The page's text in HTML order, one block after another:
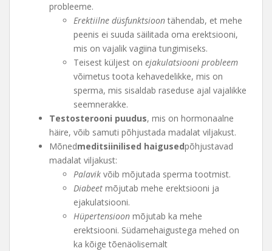
probleeme.
Erektiilne düsfunktsioon tähendab, et mehe
peenis ei suuda säilitada oma erektsiooni,
mis on vajalik vagiina tungimiseks.
Teisest küljest on ejakulatsiooni probleem
võimetus toota kehavedelikke, mis on
sperma, mis sisaldab raseduse ajal vajalikke
seemnerakke.
Testosterooni puudus, mis on hormonaalne
häire, võib samuti põhjustada madalat viljakust.
Mõnedmeditsiinilised haigusedpõhjustavad
madalat viljakust:
Palavik võib mõjutada sperma tootmist.
Diabeet mõjutab mehe erektsiooni ja
ejakulatsiooni.
Hüpertensioon mõjutab ka mehe
erektsiooni. Südamehaigustega mehed on
ka kõige tõenäolisemalt